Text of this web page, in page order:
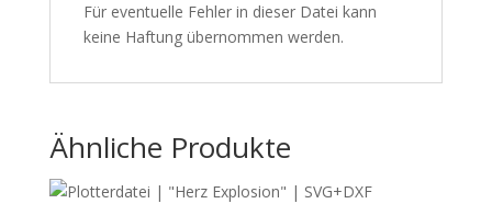
Für eventuelle Fehler in dieser Datei kann
keine Haftung übernommen werden.
Ähnliche Produkte